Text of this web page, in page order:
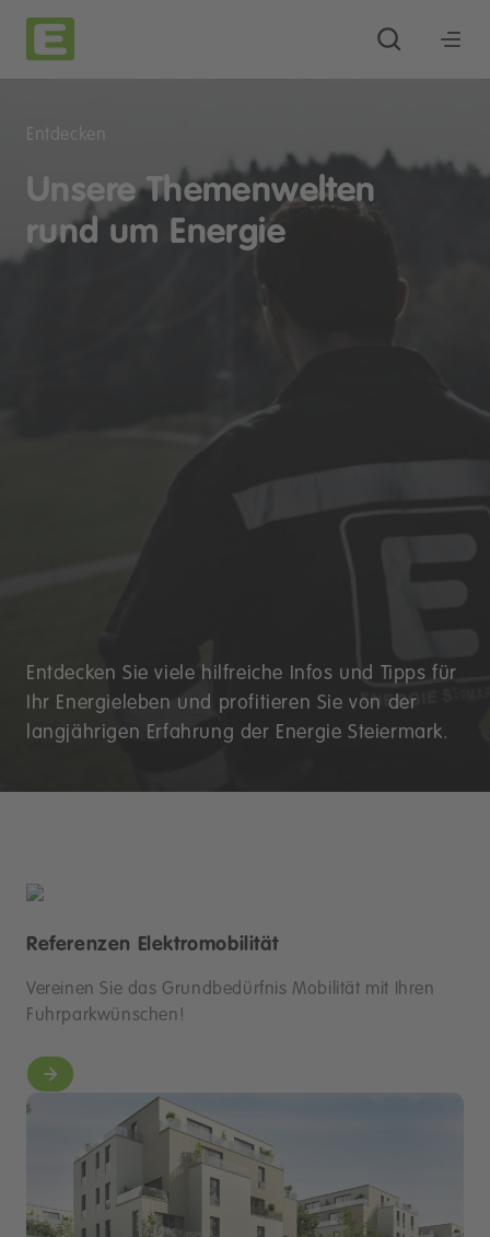
Entdecken
Unsere Themenwelten
rund um Energie
Entdecken Sie viele hilfreiche Infos und Tipps für
Ihr Energieleben und profitieren Sie von der
langjährigen Erfahrung der Energie Steiermark.
Referenzen Elektromobilität
Vereinen Sie das Grundbedürfnis Mobilität mit Ihren
Fuhrparkwünschen!